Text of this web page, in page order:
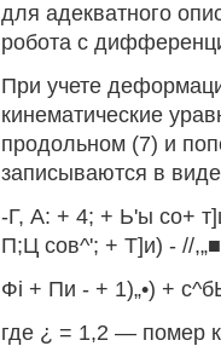
для адекватного
робота с
При учете
кинематические
продольном (7) и
записываются в
-Г, А: + 4; + Ь'ы со+
П;Ц сов^'; + Т]и) - //
Фi + Пи - + 1)„•) +
где ¿ = 1,2 — помер